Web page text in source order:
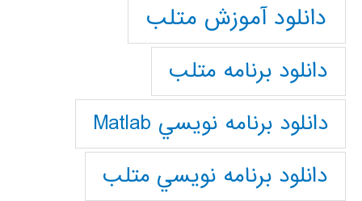
دانلود آموزش متلب
دانلود برنامه متلب
دانلود برنامه نويسي Matlab
دانلود برنامه نويسي متلب